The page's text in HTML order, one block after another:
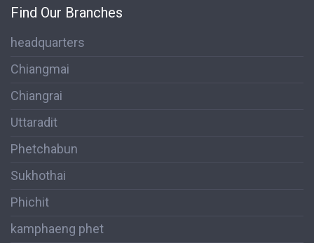
Find Our Branches
headquarters
Chiangmai
Chiangrai
Uttaradit
Phetchabun
Sukhothai
Phichit
kamphaeng phet